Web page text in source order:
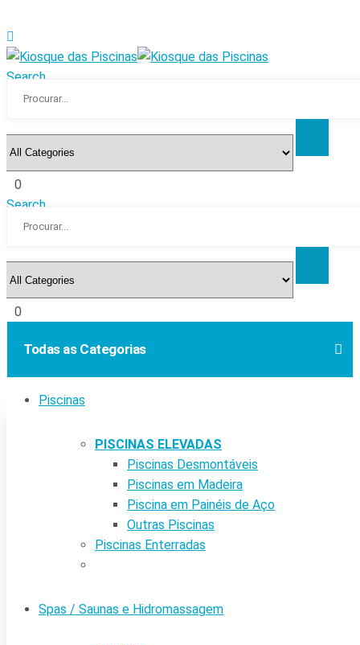
Search
0
Search
0
Todas as Categorias
Piscinas
PISCINAS ELEVADAS
Piscinas Desmontáveis
Piscinas em Madeira
Piscina em Painéis de Aço
Outras Piscinas
Piscinas Enterradas
Spas / Saunas e Hidromassagem